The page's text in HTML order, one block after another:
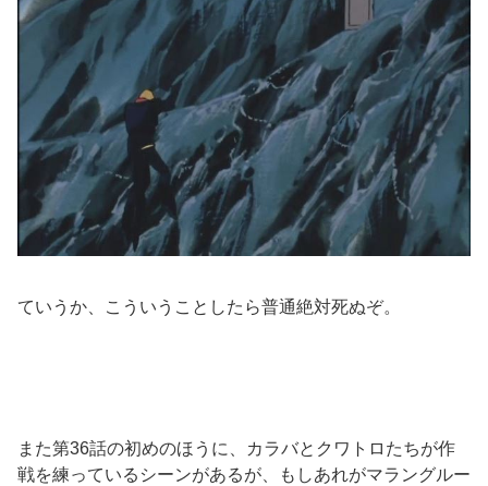
ていうか、こういうことしたら普通絶対死ぬぞ。
また第36話の初めのほうに、カラバとクワトロたちが作
戦を練っているシーンがあるが、もしあれがマラングルー